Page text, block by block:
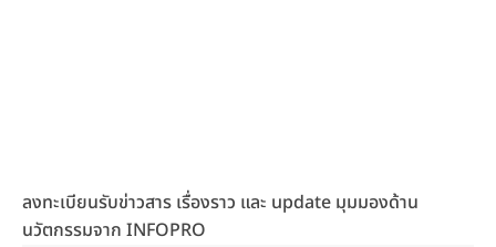
ลงทะเบียนรับข่าวสาร เรื่องราว และ update มุมมองด้าน
นวัตกรรมจาก INFOPRO